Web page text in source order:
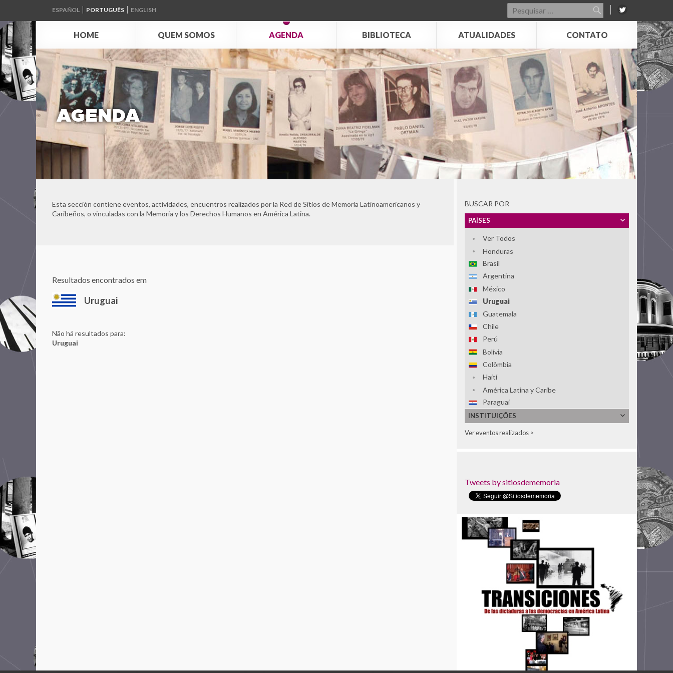
ESPAÑOL ENGLISH
PORTUGUÊS
Pesquisar
por:
HOME
QUEM SOMOS AGENDA BIBLIOTECA ATUALIDADES CONTATO
AGENDA
Esta sección contiene eventos, actividades, encuentros realizados por la Red de Sitios de Memoria Latinoamericanos y
Caribeños, o vinculadas con la Memoria y los Derechos Humanos en América Latina.
Resultados encontrados em
Uruguai
Não há resultados para:
Uruguai
BUSCAR POR
PAÍSES
Ver Todos
Honduras
Brasil
Argentina
México
Uruguai
Guatemala
Chile
Perú
Bolívia
Colômbia
Haití
América Latina y Caribe
Paraguai
El Salvador
INSTITUIÇÕES
Ver eventos realizados >
Tweets by sitiosdememoria